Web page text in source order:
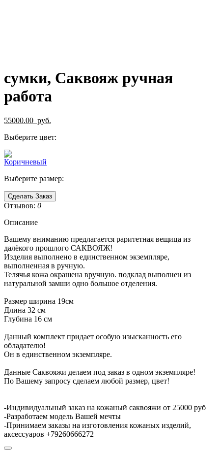
сумки, Саквояж ручная
работа
55000.00 руб.
Выберите цвет:
Выберите размер:
Сделать Заказ
Отзывов: 0
Описание
Вашему вниманию предлагается раритетная вещица из
далёкого прошлого САКВОЯЖ!
Изделия выполнено в единственном экземпляре,
выполненная в ручную.
Телячья кожа окрашена вручную. подклад выполнен из
натуральной замши одно большое отделения.
Размер ширина 19см
Длина 32 см
Глубина 16 см
Данный комплект придает особую изысканность его
обладателю!
Он в единственном экземпляре.
Данные Саквояжи делаем под заказ в одном экземпляре!
По Вашему запросу сделаем любой размер, цвет!
-Индивидуальный заказ на кожаный саквояжи от 25000 руб
-Разработаем модель Вашей мечты
-Принимаем заказы на изготовления кожаных изделий,
аксессуаров +79260666272